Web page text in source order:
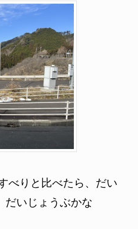
べりと比べたら、だい
いじょうぶかな